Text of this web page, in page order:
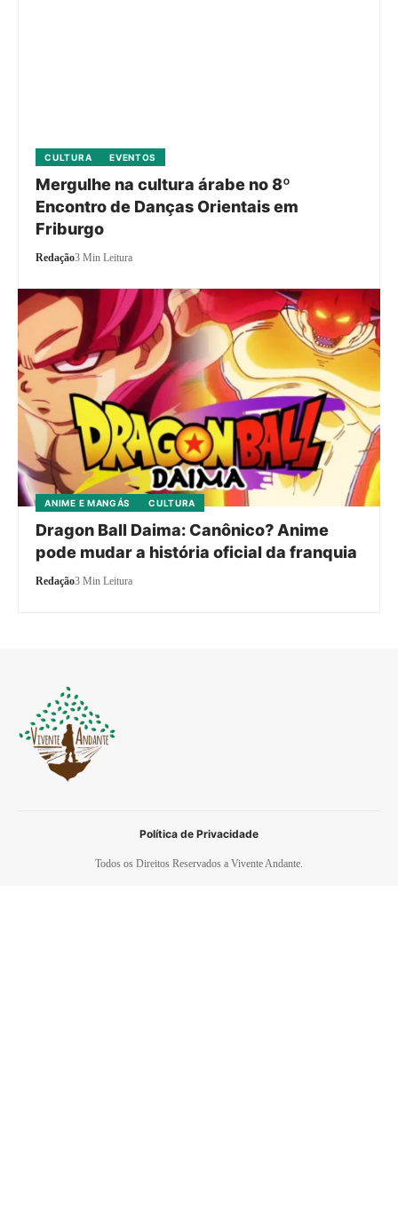
CULTURA EVENTOS
Mergulhe na cultura árabe no 8º
Encontro de Danças Orientais em
Friburgo
Redação3 Min Leitura
ANIME E MANGÁS CULTURA
Dragon Ball Daima: Canônico? Anime
pode mudar a história oficial da franquia
Redação3 Min Leitura
Todos os Direitos Reservados a Vivente Andante.
Política de Privacidade